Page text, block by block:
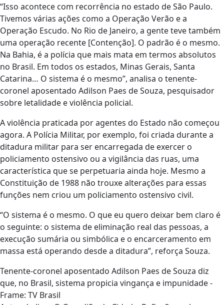
“Isso acontece com recorrência no estado de São Paulo.
Tivemos várias ações como a Operação Verão e a
Operação Escudo. No Rio de Janeiro, a gente teve também
uma operação recente [Contenção]. O padrão é o mesmo.
Na Bahia, é a polícia que mais mata em termos absolutos
no Brasil. Em todos os estados, Minas Gerais, Santa
Catarina… O sistema é o mesmo”, analisa o tenente-
coronel aposentado Adilson Paes de Souza, pesquisador
sobre letalidade e violência policial.
A violência praticada por agentes do Estado não começou
agora. A Polícia Militar, por exemplo, foi criada durante a
ditadura militar para ser encarregada de exercer o
policiamento ostensivo ou a vigilância das ruas, uma
característica que se perpetuaria ainda hoje. Mesmo a
Constituição de 1988 não trouxe alterações para essas
funções nem criou um policiamento ostensivo civil.
“O sistema é o mesmo. O que eu quero deixar bem claro é
o seguinte: o sistema de eliminação real das pessoas, a
execução sumária ou simbólica e o encarceramento em
massa está operando desde a ditadura”, reforça Souza.
Tenente-coronel aposentado Adilson Paes de Souza diz
que, no Brasil, sistema propicia vingança e impunidade -
Frame: TV Brasil